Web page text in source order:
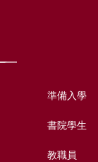
準備入學
書院學生
教職員